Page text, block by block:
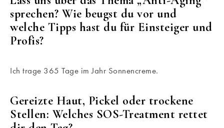
sprechen? Wie beugst du vor und
welche Tipps hast du für Einsteiger und
Profis?
Ich trage 365 Tage im Jahr Sonnencreme.
Gereizte Haut, Pickel oder trockene
Stellen: Welches SOS-Treatment rettet